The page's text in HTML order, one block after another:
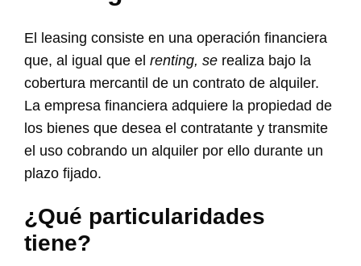
El leasing consiste en una operación financiera
que, al igual que el renting, se realiza bajo la
cobertura mercantil de un contrato de alquiler.
La empresa financiera adquiere la propiedad de
los bienes que desea el contratante y transmite
el uso cobrando un alquiler por ello durante un
plazo fijado.
¿Qué particularidades
tiene?